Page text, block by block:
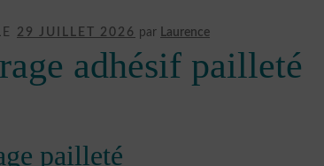
29 JUILLET 2026 par Laurence
adhésif pailleté
pailleté